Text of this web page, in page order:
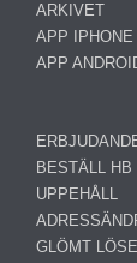
ARKIVET
APP IPHONE
APP
BESTÄLL HB
UPPEHÅLL
GLÖMT